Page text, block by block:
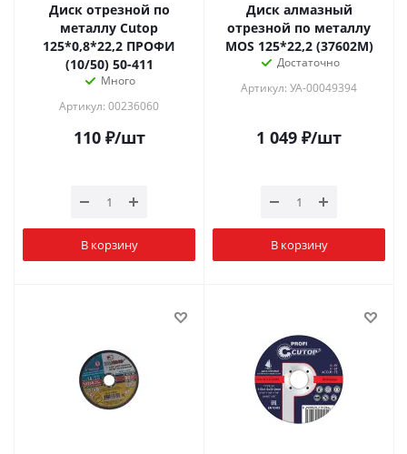
Диск отрезной по
металлу Cutop
125*0,8*22,2 ПРОФИ
(10/50) 50-411
Много
Артикул: 00236060
110₽/шт
В корзину
Диск алмазный
отрезной по металлу
MOS 125*22,2 (37602М)
Достаточно
Артикул: УА-00049394
1 049 ₽/шт
В корзину